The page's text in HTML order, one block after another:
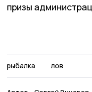
призы
рыбалка лов